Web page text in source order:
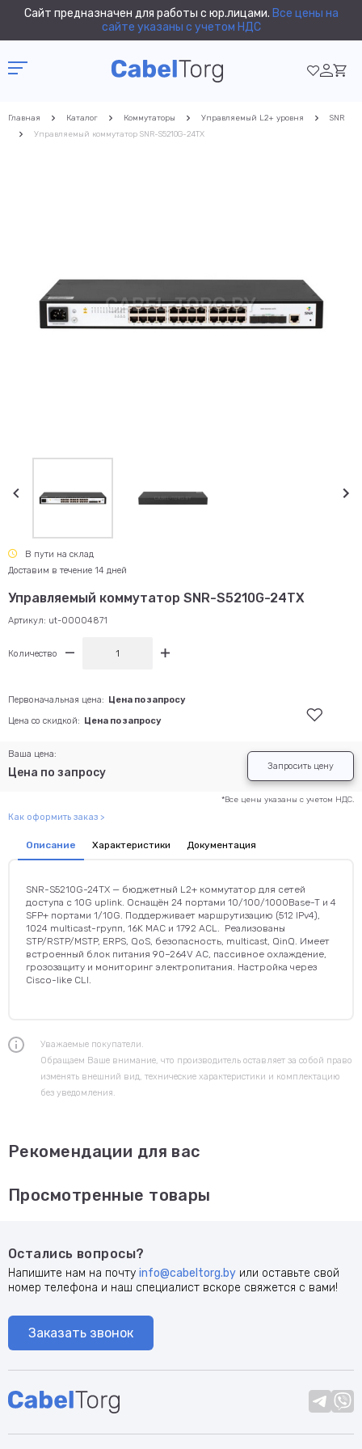
Сайт предназначен для работы с юр.лицами. Все цены на
сайте указаны с учетом НДС
Главная Каталог Коммутаторы Управляемый L2+ уровня
SNR
Управляемый коммутатор SNR-S5210G-24TX
Управляемый коммутатор SNR-S5210G-24TX
Артикул: ut-00004871
В пути на склад
Доставим в течение 14 дней
Количество
Ваша цена:
Цена по запросу
Первоначальная цена: Цена по запросу
Цена со скидкой: Цена по запросу
*Все цены указаны с учетом НДС.
Запросить цену
Как оформить заказ >
Описание Характеристики Документация
SNR-S5210G-24TX — бюджетный L2+ коммутатор для сетей
доступа с 10G uplink. Оснащён 24 портами 10/100/1000Base-T и 4
SFP+ портами 1/10G. Поддерживает маршрутизацию (512 IPv4),
1024 multicast-групп, 16K MAC и 1792 ACL. Реализованы
STP/RSTP/MSTP, ERPS, QoS, безопасность, multicast, QinQ. Имеет
встроенный блок питания 90–264V AC, пассивное охлаждение,
грозозащиту и мониторинг электропитания. Настройка через
Cisco-like CLI.
Уважаемые покупатели.
Обращаем Ваше внимание, что производитель оставляет за собой право
изменять внешний вид, технические характеристики и комплектацию
без уведомления.
Рекомендации для вас
Просмотренные товары
Остались вопросы?
Напишите нам на почту info@cabeltorg.by или оставьте свой
номер телефона и наш специалист вскоре свяжется с вами!
Заказать звонок